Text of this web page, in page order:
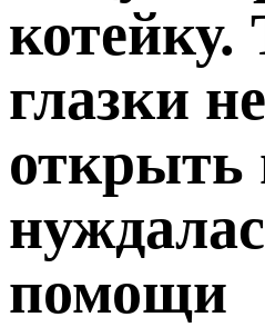
котейку.
глазки
открыть
помощи